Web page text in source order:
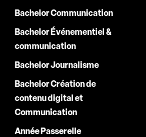
Bachelor Communication
Bachelor Événementiel &
communication
Bachelor Journalisme
Bachelor Création de
contenu digital et
Communication
Année Passerelle